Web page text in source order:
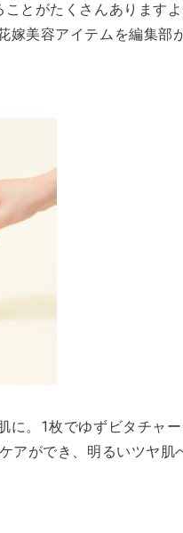
とがたくさんあります
嫁美容アイテムを編集部
に。1枚でゆずビタチャ
ができ、明るいツヤ肌